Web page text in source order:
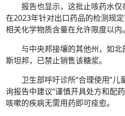
报告也显示，这批止咳药水
在2023年针对出口药品的检测规
相关化学物质含量在允许限度以内。
与中央邦接壤的其他州，如
斯坦邦，已禁止销售该糖浆。
卫生部呼吁诊所“合理使用”
询报告中建议“谨慎开具处方和配
咳嗽的疾病无需用药即可痊愈。